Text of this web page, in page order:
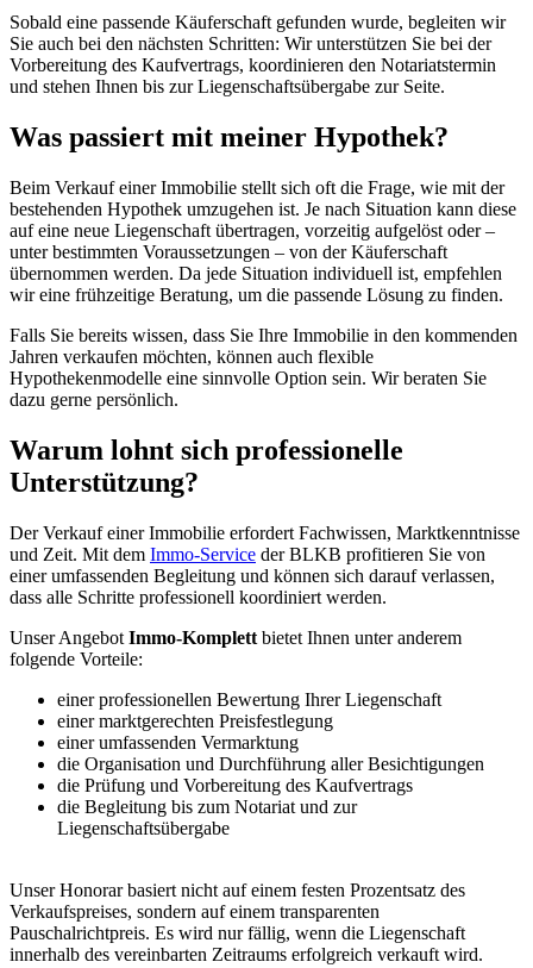
Sobald eine passende Käuferschaft gefunden wurde, begleiten wir
Sie auch bei den nächsten Schritten: Wir unterstützen Sie bei der
Vorbereitung des Kaufvertrags, koordinieren den Notariatstermin
und stehen Ihnen bis zur Liegenschaftsübergabe zur Seite.
Was passiert mit meiner Hypothek?
Beim Verkauf einer Immobilie stellt sich oft die Frage, wie mit der
bestehenden Hypothek umzugehen ist. Je nach Situation kann diese
auf eine neue Liegenschaft übertragen, vorzeitig aufgelöst oder –
unter bestimmten Voraussetzungen – von der Käuferschaft
übernommen werden. Da jede Situation individuell ist, empfehlen
wir eine frühzeitige Beratung, um die passende Lösung zu finden.
Falls Sie bereits wissen, dass Sie Ihre Immobilie in den kommenden
Jahren verkaufen möchten, können auch flexible
Hypothekenmodelle eine sinnvolle Option sein. Wir beraten Sie
dazu gerne persönlich.
Warum lohnt sich professionelle
Unterstützung?
Der Verkauf einer Immobilie erfordert Fachwissen, Marktkenntnisse
und Zeit. Mit dem Immo-Service der BLKB profitieren Sie von
einer umfassenden Begleitung und können sich darauf verlassen,
dass alle Schritte professionell koordiniert werden.
Unser Angebot Immo-Komplett bietet Ihnen unter anderem
folgende Vorteile:
einer professionellen Bewertung Ihrer Liegenschaft
einer marktgerechten Preisfestlegung
einer umfassenden Vermarktung
die Organisation und Durchführung aller Besichtigungen
die Prüfung und Vorbereitung des Kaufvertrags
die Begleitung bis zum Notariat und zur
Liegenschaftsübergabe
Unser Honorar basiert nicht auf einem festen Prozentsatz des
Verkaufspreises, sondern auf einem transparenten
Pauschalrichtpreis. Es wird nur fällig, wenn die Liegenschaft
innerhalb des vereinbarten Zeitraums erfolgreich verkauft wird.